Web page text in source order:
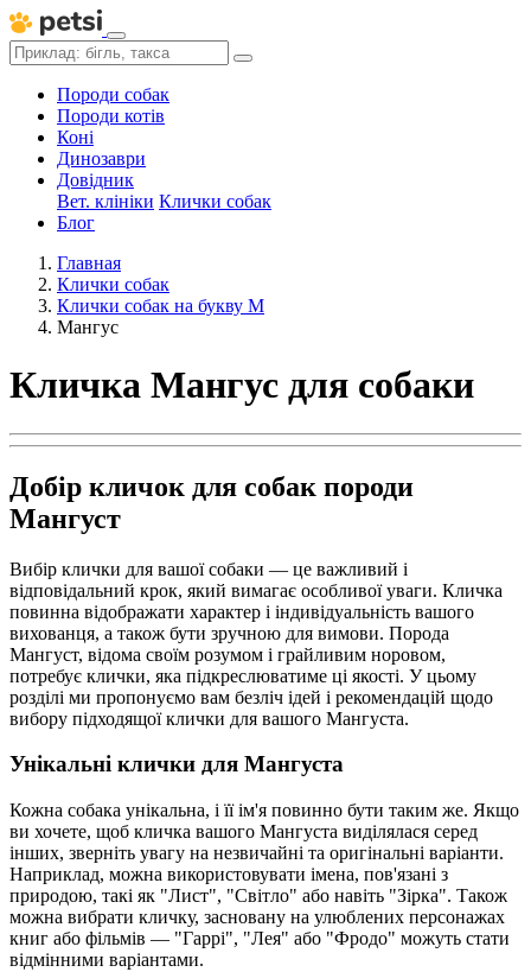
Породи собак
Породи котів
Коні
Динозаври
Довідник
Вет. клініки Клички собак
Блог
Главная
Клички собак
Клички собак на букву М
Мангус
Кличка Мангус для собаки
Добір кличок для собак породи
Мангуст
Вибір клички для вашої собаки — це важливий і
відповідальний крок, який вимагає особливої уваги. Кличка
повинна відображати характер і індивідуальність вашого
вихованця, а також бути зручною для вимови. Порода
Мангуст, відома своїм розумом і грайливим норовом,
потребує клички, яка підкреслюватиме ці якості. У цьому
розділі ми пропонуємо вам безліч ідей і рекомендацій щодо
вибору підходящої клички для вашого Мангуста.
Унікальні клички для Мангуста
Кожна собака унікальна, і її ім'я повинно бути таким же. Якщо
ви хочете, щоб кличка вашого Мангуста виділялася серед
інших, зверніть увагу на незвичайні та оригінальні варіанти.
Наприклад, можна використовувати імена, пов'язані з
природою, такі як "Лист", "Світло" або навіть "Зірка". Також
можна вибрати кличку, засновану на улюблених персонажах
книг або фільмів — "Гаррі", "Лея" або "Фродо" можуть стати
відмінними варіантами.